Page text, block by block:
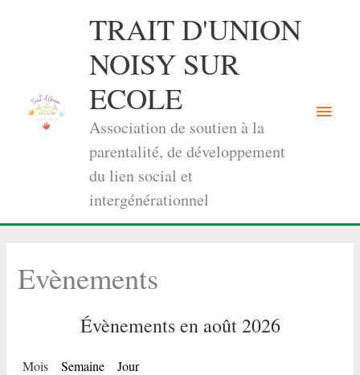
TRAIT D'UNION
NOISY SUR
ECOLE
Association de soutien à la
parentalité, de développement
du lien social et
intergénérationnel
Menu
Evènements
Évènements en août 2026
Mois Semaine Jour